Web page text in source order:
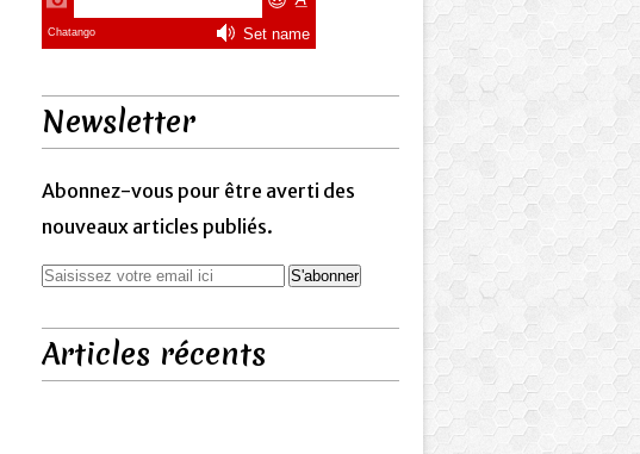
Newsletter
Abonnez-vous pour être averti des
nouveaux articles publiés.
Articles récents